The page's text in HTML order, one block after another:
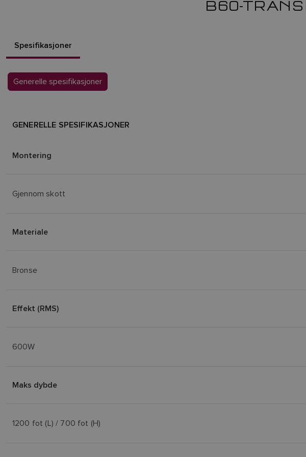
B60-
Spesifikasjoner
Generelle spesifikasjoner
GENERELLE SPESIFIKASJONER
Montering
Gjennom skott
Materiale
Bronse
Effekt (RMS)
600W
Maks dybde
1200 fot (L) / 700 fot (H)